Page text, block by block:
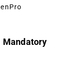
Mandatory